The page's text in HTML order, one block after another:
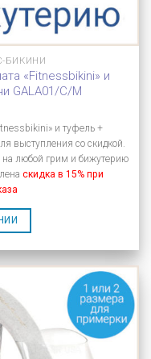
БИКИНИ
«Fitnessbikini» и
GALA01/C/M
и туфель +
выступления со скидкой.
на любой грим и бижутерию
скидка в 15% при